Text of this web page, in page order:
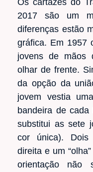
2017 são um
diferenças estão
gráfica. Em 1957
jovens de mãos
olhar de frente.
da opção da
jovem vestia
bandeira de
substitui as sete
cor única). Dois
direita e um
orientação não